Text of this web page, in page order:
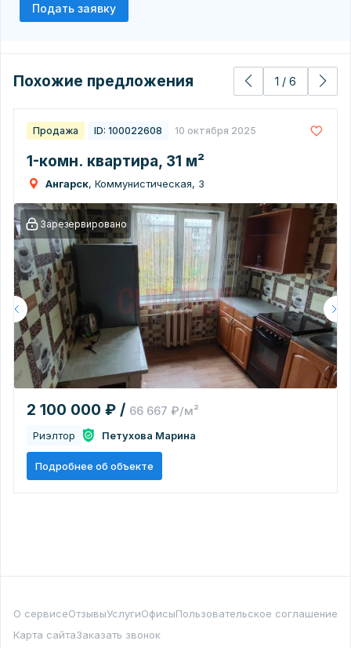
Подать заявку
Похожие предложения 1 / 6
Продажа ID: 100022608 10 октября 2025
1-комн. квартира, 31 м²
Ангарск, Коммунистическая, 3
Зарезервировано
2 100 000 ₽ / 66 667 ₽/м²
Риэлтор Петухова Марина
Подробнее об объекте
О сервисеОтзывыУслугиОфисыПользовательское соглашение
Карта сайтаЗаказать звонок